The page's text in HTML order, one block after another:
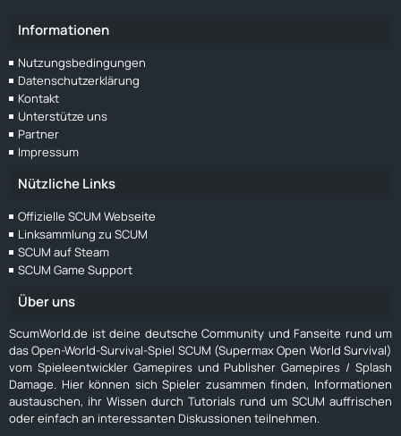
Informationen
Nutzungsbedingungen
Datenschutzerklärung
Kontakt
Unterstütze uns
Partner
Impressum
Nützliche Links
Offizielle SCUM Webseite
Linksammlung zu SCUM
SCUM auf Steam
SCUM Game Support
Über uns
ScumWorld.de ist deine deutsche Community und Fanseite rund um
das Open-World-Survival-Spiel SCUM (Supermax Open World Survival)
vom Spieleentwickler Gamepires und Publisher Gamepires / Splash
Damage. Hier können sich Spieler zusammen finden, Informationen
austauschen, ihr Wissen durch Tutorials rund um SCUM auffrischen
oder einfach an interessanten Diskussionen teilnehmen.